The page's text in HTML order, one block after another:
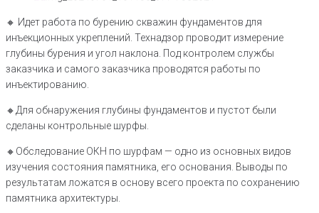
🔸️ Идет работа по бурению скважин фундаментов для
инъекционных укреплений. Технадзор проводит измерение
глубины бурения и угол наклона. Под контролем службы
заказчика и самого заказчика проводятся работы по
инъектированию.
🔸️Для обнаружения глубины фундаментов и пустот были
сделаны контрольные шурфы.
🔸️Обследование ОКН по шурфам — одно из основных видов
изучения состояния памятника, его основания. Выводы по
результатам ложатся в основу всего проекта по сохранению
памятника архитектуры.